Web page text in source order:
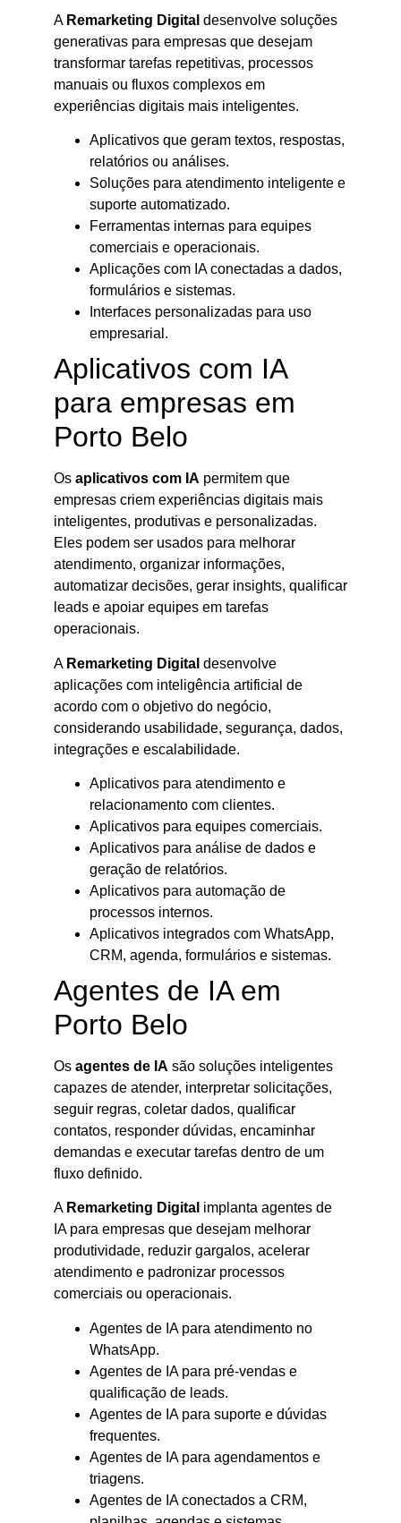
A Remarketing Digital desenvolve soluções
generativas para empresas que desejam
transformar tarefas repetitivas, processos
manuais ou fluxos complexos em
experiências digitais mais inteligentes.
Aplicativos que geram textos, respostas,
relatórios ou análises.
Soluções para atendimento inteligente e
suporte automatizado.
Ferramentas internas para equipes
comerciais e operacionais.
Aplicações com IA conectadas a dados,
formulários e sistemas.
Interfaces personalizadas para uso
empresarial.
Aplicativos com IA
para empresas em
Porto Belo
Os aplicativos com IA permitem que
empresas criem experiências digitais mais
inteligentes, produtivas e personalizadas.
Eles podem ser usados para melhorar
atendimento, organizar informações,
automatizar decisões, gerar insights, qualificar
leads e apoiar equipes em tarefas
operacionais.
A Remarketing Digital desenvolve
aplicações com inteligência artificial de
acordo com o objetivo do negócio,
considerando usabilidade, segurança, dados,
integrações e escalabilidade.
Aplicativos para atendimento e
relacionamento com clientes.
Aplicativos para equipes comerciais.
Aplicativos para análise de dados e
geração de relatórios.
Aplicativos para automação de
processos internos.
Aplicativos integrados com WhatsApp,
CRM, agenda, formulários e sistemas.
Agentes de IA em
Porto Belo
Os agentes de IA são soluções inteligentes
capazes de atender, interpretar solicitações,
seguir regras, coletar dados, qualificar
contatos, responder dúvidas, encaminhar
demandas e executar tarefas dentro de um
fluxo definido.
A Remarketing Digital implanta agentes de
IA para empresas que desejam melhorar
produtividade, reduzir gargalos, acelerar
atendimento e padronizar processos
comerciais ou operacionais.
Agentes de IA para atendimento no
WhatsApp.
Agentes de IA para pré-vendas e
qualificação de leads.
Agentes de IA para suporte e dúvidas
frequentes.
Agentes de IA para agendamentos e
triagens.
Agentes de IA conectados a CRM,